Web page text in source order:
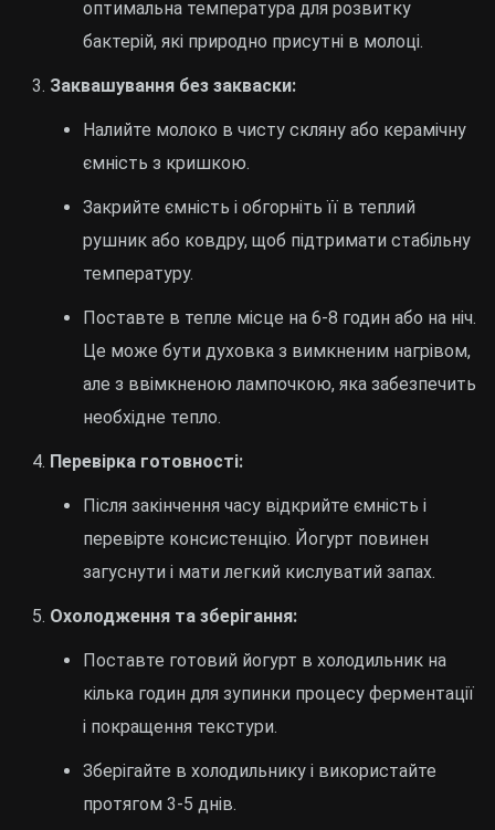
оптимальна температура для розвитку
бактерій, які природно присутні в молоці.
Заквашування без закваски:
Налийте молоко в чисту скляну або керамічну
ємність з кришкою.
Закрийте ємність і обгорніть її в теплий
рушник або ковдру, щоб підтримати стабільну
температуру.
Поставте в тепле місце на 6-8 годин або на ніч.
Це може бути духовка з вимкненим нагрівом,
але з ввімкненою лампочкою, яка забезпечить
необхідне тепло.
Перевірка готовності:
Після закінчення часу відкрийте ємність і
перевірте консистенцію. Йогурт повинен
загуснути і мати легкий кислуватий запах.
Охолодження та зберігання:
Поставте готовий йогурт в холодильник на
кілька годин для зупинки процесу ферментації
і покращення текстури.
Зберігайте в холодильнику і використайте
протягом 3-5 днів.